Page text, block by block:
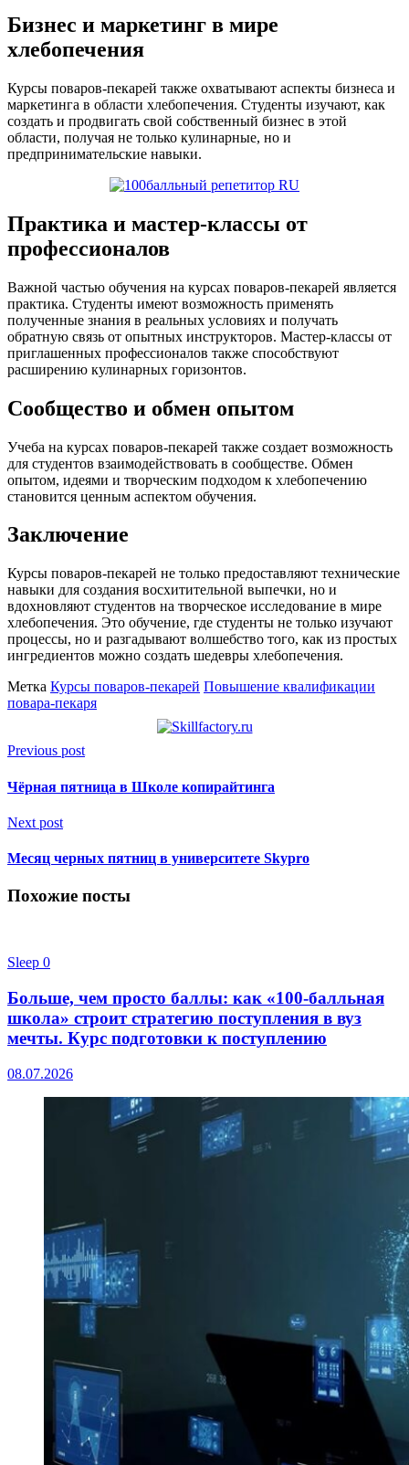
Бизнес и маркетинг в мире
хлебопечения
Курсы поваров-пекарей также охватывают аспекты бизнеса и
маркетинга в области хлебопечения. Студенты изучают, как
создать и продвигать свой собственный бизнес в этой
области, получая не только кулинарные, но и
предпринимательские навыки.
Практика и мастер-классы от
профессионалов
Важной частью обучения на курсах поваров-пекарей является
практика. Студенты имеют возможность применять
полученные знания в реальных условиях и получать
обратную связь от опытных инструкторов. Мастер-классы от
приглашенных профессионалов также способствуют
расширению кулинарных горизонтов.
Сообщество и обмен опытом
Учеба на курсах поваров-пекарей также создает возможность
для студентов взаимодействовать в сообществе. Обмен
опытом, идеями и творческим подходом к хлебопечению
становится ценным аспектом обучения.
Заключение
Курсы поваров-пекарей не только предоставляют технические
навыки для создания восхитительной выпечки, но и
вдохновляют студентов на творческое исследование в мире
хлебопечения. Это обучение, где студенты не только изучают
процессы, но и разгадывают волшебство того, как из простых
ингредиентов можно создать шедевры хлебопечения.
Метка Курсы поваров-пекарей Повышение квалификации
повара-пекаря
Previous post
Чёрная пятница в Школе копирайтинга
Next post
Месяц черных пятниц в университете Skypro
Похожие посты
Sleep 0
Больше, чем просто баллы: как «100-балльная
школа» строит стратегию поступления в вуз
мечты. Курс подготовки к поступлению
08.07.2026